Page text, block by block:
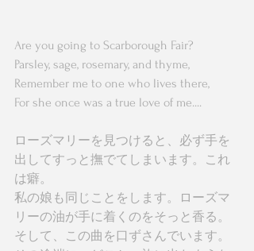
Are you going to Scarborough Fair?
Parsley, sage, rosemary, and thyme,
Remember me to one who lives there,
For she once was a true love of me....
ローズマリーを見つけると、必ず手を
出してすっと撫でてしまいます。これ
は癖。
私の娘も同じことをします。ローズマ
リーの油が手に着くのをそっと香る。
そして、この曲を口ずさんでいます。